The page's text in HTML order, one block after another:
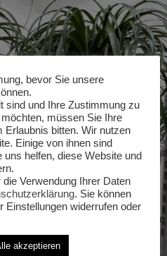
bevor Sie unsere
sind und Ihre Zustimmung zu
müssen Sie Ihre
Erlaubnis bitten. Wir nutzen
Einige von ihnen sind
helfen, diese Website und
Verwendung Ihrer Daten
. Sie können
Einstellungen widerrufen oder
akzeptieren